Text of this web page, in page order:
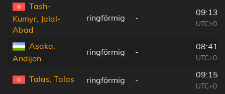
Tash-
Kumyr, Jalal-
Abad
ringförmig -
Asaka,
Andijon
ringförmig -
Talas, Talas ringförmig -